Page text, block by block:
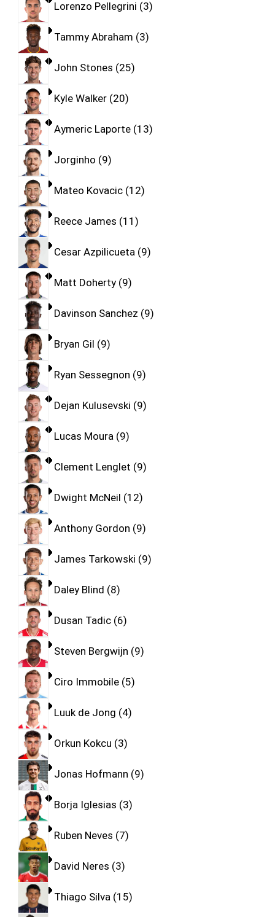
Lorenzo Pellegrini 3
Tammy Abraham 3
John Stones 25
Kyle Walker 20
Aymeric Laporte 13
Jorginho 9
Mateo Kovacic 12
Reece James 11
Cesar Azpilicueta 9
Matt Doherty 9
Davinson Sanchez 9
Bryan Gil 9
Ryan Sessegnon 9
Dejan Kulusevski 9
Lucas Moura 9
Clement Lenglet 9
Dwight McNeil 12
Anthony Gordon 9
James Tarkowski 9
Daley Blind 8
Dusan Tadic 6
Steven Bergwijn 9
Ciro Immobile 5
Luuk de Jong 4
Orkun Kokcu 3
Jonas Hofmann 9
Borja Iglesias 3
Ruben Neves 7
David Neres 3
Thiago Silva 15